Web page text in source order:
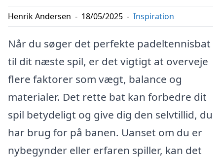
Henrik Andersen - 18/05/2025 - Inspiration
Når du søger det perfekte padeltennisbat
til dit næste spil, er det vigtigt at overveje
flere faktorer som vægt, balance og
materialer. Det rette bat kan forbedre dit
spil betydeligt og give dig den selvtillid, du
har brug for på banen. Uanset om du er
nybegynder eller erfaren spiller, kan det